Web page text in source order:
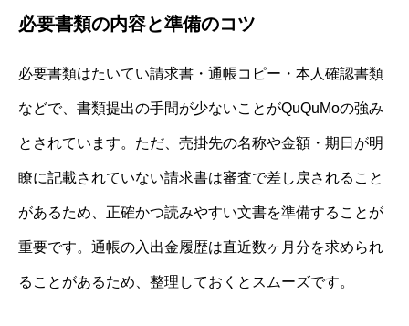
必要書類の内容と準備のコツ
必要書類はたいてい請求書・通帳コピー・本人確認書類
などで、書類提出の手間が少ないことがQuQuMoの強み
とされています。ただ、売掛先の名称や金額・期日が明
瞭に記載されていない請求書は審査で差し戻されること
があるため、正確かつ読みやすい文書を準備することが
重要です。通帳の入出金履歴は直近数ヶ月分を求められ
ることがあるため、整理しておくとスムーズです。